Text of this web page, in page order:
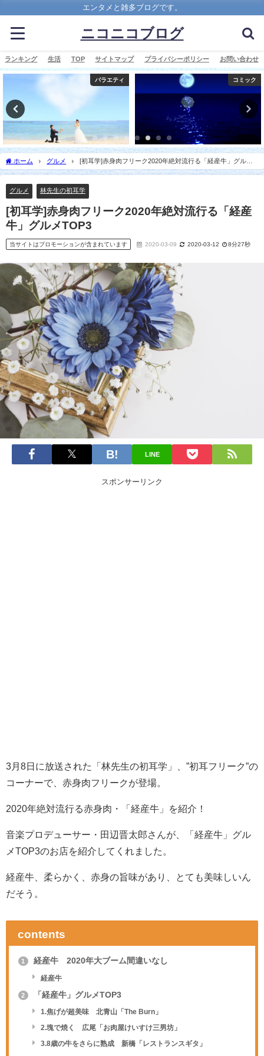
エンタメと雑多ブログです。
ニコニコブログ
ランキング 生活 TOP サイトマップ プライバシーポリシー お問い合わせ
バラエティ コミック
ホーム グルメ
[初耳学]赤身肉フリーク2020年絶対流行る「経産牛」グルメ
TOP3
グルメ 林先生の初耳学
[初耳学]赤身肉フリーク2020年絶対流行る「経産
牛」グルメTOP3
当サイトはプロモーションが含まれています 2020-03-09 2020-03-12 8分27秒
LINE
スポンサーリンク
3月8日に放送された「林先生の初耳学」、”初耳フリーク”の
コーナーで、赤身肉フリークが登場。
2020年絶対流行る赤身肉・「経産牛」を紹介！
音楽プロデューサー・田辺晋太郎さんが、「経産牛」グル
メTOP3のお店を紹介してくれました。
経産牛、柔らかく、赤身の旨味があり、とても美味しいん
だそう。
contents
1 経産牛 2020年大ブーム間違いなし
経産牛
2 「経産牛」グルメTOP3
1.焦げが超美味 北青山「The Burn」
2.塊で焼く 広尾「お肉屋けいすけ三男坊」
3.8歳の牛をさらに熟成 新橋「レストランスギタ」